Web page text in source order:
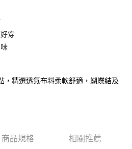
後才付款」的支付方式。 讓您購物簡單
，再付款。
穿
，精選透氣布料柔軟舒適，蝴蝶結及
商品規格 相關推薦